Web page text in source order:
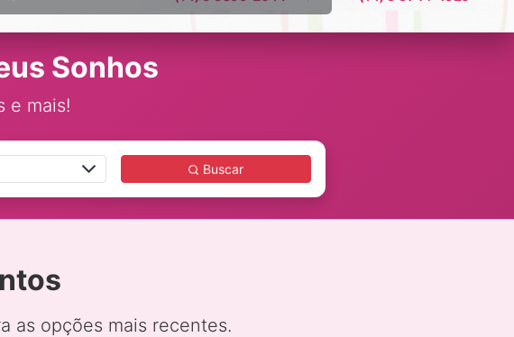
Sonhos
e mais!
Buscar
as opções mais recentes.